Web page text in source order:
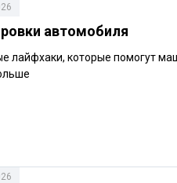
автомобиля
лайфхаки, которые помогут